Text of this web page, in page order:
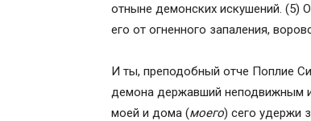
отныне демонских искушений. (5)
его от огненного запаления,
И ты, преподобный отче Поплие
демона державший неподвижным
моей и дома (моего) сего удержи